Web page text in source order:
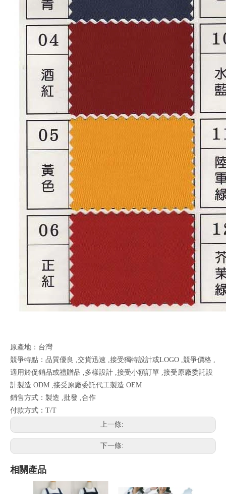
原產地：台灣
競爭特點：品質優良 ,交貨迅速 ,接受獨特設計或LOGO ,競爭價格 ,
適用於促銷品或禮贈品 ,多樣設計 ,接受小額訂單 ,接受原廠委託設
計製造 ODM ,接受原廠委託代工製造 OEM
銷售方式：製造 ,批發 ,合作
付款方式：T/T
上一條:
下一條:
相關產品